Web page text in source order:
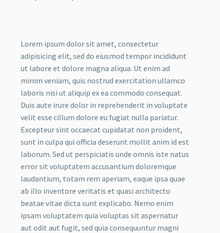
Lorem ipsum dolor sit amet, consectetur
adipisicing elit, sed do eiusmod tempor incididunt
ut labore et dolore magna aliqua. Ut enim ad
minim veniam, quis nostrud exercitation ullamco
laboris nisi ut aliquip ex ea commodo consequat.
Duis aute irure dolor in reprehenderit in voluptate
velit esse cillum dolore eu fugiat nulla pariatur.
Excepteur sint occaecat cupidatat non proident,
sunt in culpa qui officia deserunt mollit anim id est
laborum. Sed ut perspiciatis unde omnis iste natus
error sit voluptatem accusantium doloremque
laudantium, totam rem aperiam, eaque ipsa quae
ab illo inventore veritatis et quasi architecto
beatae vitae dicta sunt explicabo. Nemo enim
ipsam voluptatem quia voluptas sit aspernatur
aut odit aut fugit, sed quia consequuntur magni